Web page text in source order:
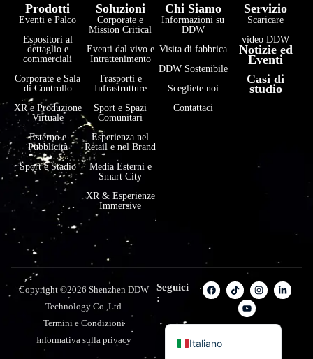
Prodotti
Eventi e Palco
Espositori al
dettaglio e
commerciali
Corporate e Sala
di Controllo
XR e Produzione
Virtuale
Esterno e
Pubblicità
Sport e Stadio
Soluzioni
Corporate e
Mission Critical
Eventi dal vivo e
Intrattenimento
Trasporti e
Infrastrutture
Sport e Spazi
Comunitari
Esperienza nel
Retail e nel Brand
Media Esterni e
Smart City
XR & Esperienze
Immersive
Chi Siamo
Informazioni su
DDW
Visita di fabbrica
DDW Sostenibile
Scegliete noi
Contattaci
Servizio
Scaricare
video DDW
Notizie ed
Eventi
Casi di
studio
Copyright ©2026 Shenzhen DDW
Technology Co.,Ltd
Termini e Condizioni
Informativa sulla privacy
Seguici
:
Italiano
Español
日本語
한국어
Bahasa Indonesia
हिन्दी
فارسی